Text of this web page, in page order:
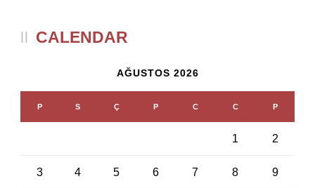
CALENDAR
AĞUSTOS 2026
P S Ç P C C P
1 2
3 4 5 6 7 8 9